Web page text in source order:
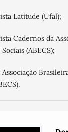
Latitude (Ufal);
Cadernos da
(ABECS);